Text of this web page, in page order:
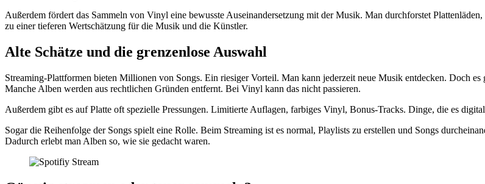
Außerdem fördert das Sammeln von Vinyl eine bewusste Auseinandersetzung mit der Musik. Man durchforstet
zu einer tieferen Wertschätzung für die Musik und die Künstler.
Alte Schätze und die grenzenlose Auswahl
Streaming-Plattformen bieten Millionen von Songs. Ein riesiger Vorteil. Man kann jederzeit neue Musik entdecken. Doch
Manche Alben werden aus rechtlichen Gründen entfernt. Bei Vinyl kann das nicht passieren.
Außerdem gibt es auf Platte oft spezielle Pressungen. Limitierte Auflagen, farbiges Vinyl, Bonus-Tracks. Dinge, die es
Sogar die Reihenfolge der Songs spielt eine Rolle. Beim Streaming ist es normal, Playlists zu erstellen und Songs
Dadurch erlebt man Alben so, wie sie gedacht waren.